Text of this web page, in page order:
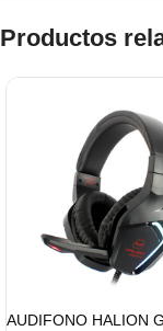
Productos
AUDIFONO HALION